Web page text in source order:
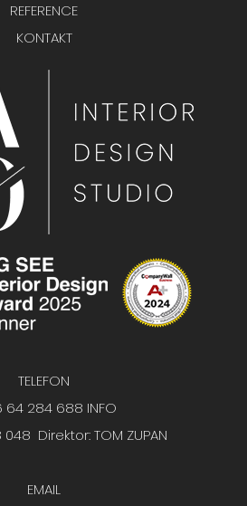
REFERENCE
KONTAKT
TELEFON
64 284 688 INFO
Direktor: TOM ZUPAN
EMAIL